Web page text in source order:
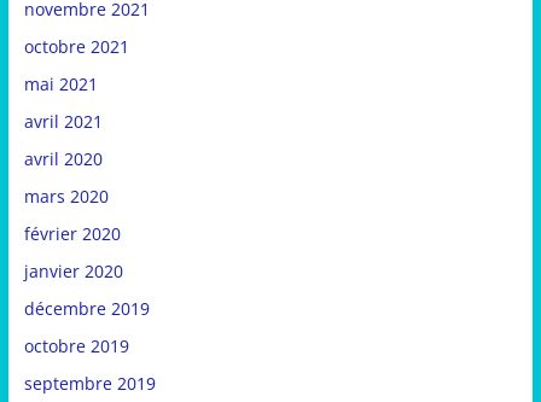
novembre 2021
octobre 2021
mai 2021
avril 2021
avril 2020
mars 2020
février 2020
janvier 2020
décembre 2019
octobre 2019
septembre 2019